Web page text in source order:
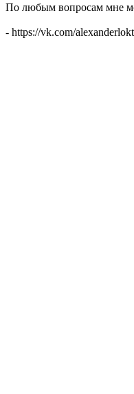
По любым вопросам мне
- https://vk.com/